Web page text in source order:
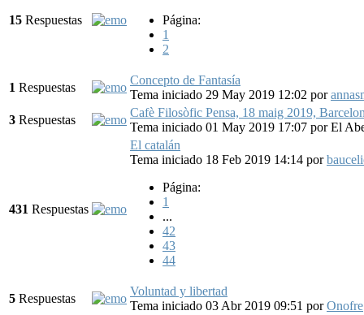
15 Respuestas
Página:
1
2
1 Respuestas
Concepto de Fantasía
Tema iniciado 29 May 2019 12:02 por
3 Respuestas
Cafè Filosòfic Pensa, 18 maig 2019,
Tema iniciado 01 May 2019 17:07 porEl
431 Respuestas
El catalán
Tema iniciado 18 Feb 2019 14:14 por
Página:
1
...
42
43
44
5 Respuestas
Voluntad y libertad
Tema iniciado 03 Abr 2019 09:51 porOnofre